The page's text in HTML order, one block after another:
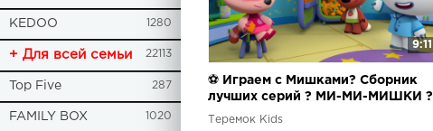
KEDOO 1280
+ Для всей семьи 22113
Top Five 287
FAMILY BOX 1020
9:11
⚽ Играем с Мишками? Сборник
лучших серий ? МИ-МИ-МИШКИ ?
Теремок Kids